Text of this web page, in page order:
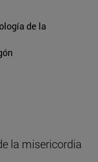
de la
la misericordia